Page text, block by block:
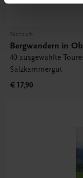
Sachbuch
Bergwandern in
40 ausgewählte
Salzkammergut
€ 17,90